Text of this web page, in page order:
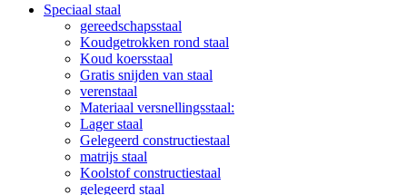
Speciaal staal
gereedschapsstaal
Koudgetrokken rond staal
Koud koersstaal
Gratis snijden van staal
verenstaal
Materiaal versnellingsstaal:
Lager staal
Gelegeerd constructiestaal
matrijs staal
Koolstof constructiestaal
gelegeerd staal